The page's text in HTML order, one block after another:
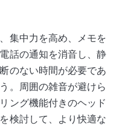
集中力を高め、メモを
話の通知を消音し、静
のない時間が必要であ
。周囲の雑音が避けら
ング機能付きのヘッド
検討して、より快適な